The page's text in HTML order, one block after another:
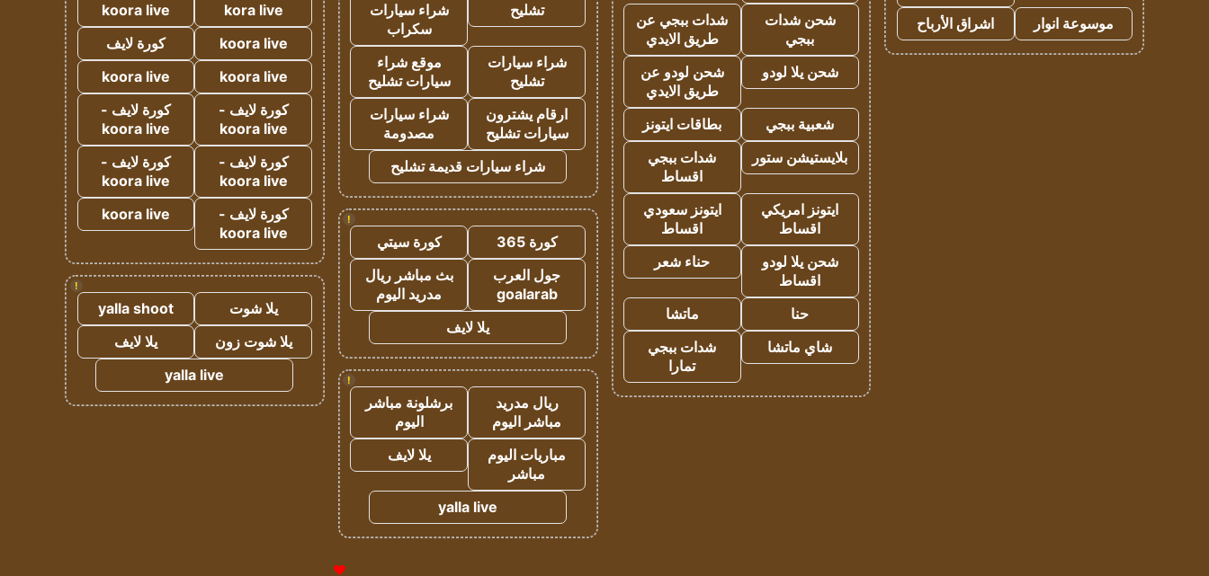
موسوعة انوار
اشراق الأرباح
شحن شدات
ببجي
شدات ببجي عن
طريق الايدي
شحن يلا لودو
شحن لودو عن
طريق الايدي
شعبية ببجي
بطاقات ايتونز
بلايستيشن ستور
شدات ببجي
اقساط
ايتونز امريكي
اقساط
ايتونز سعودي
اقساط
شحن يلا لودو
اقساط
حناء شعر
حنا
ماتشا
شاي ماتشا
شدات ببجي
تمارا
تشليح
شراء سيارات
سكراب
شراء سيارات
تشليح
موقع شراء
سيارات تشليح
ارقام يشترون
سيارات تشليح
شراء سيارات
مصدومة
شراء سيارات قديمة تشليح
!
كورة 365
كورة سيتي
جول العرب
goalarab
بث مباشر ريال
مدريد اليوم
يلا لايف
!
ريال مدريد
مباشر اليوم
برشلونة مباشر
اليوم
مباريات اليوم
مباشر
يلا لايف
yalla live
kora live
koora live
koora live
كورة لايف
koora live
koora live
كورة لايف -
koora live
كورة لايف -
koora live
كورة لايف -
koora live
كورة لايف -
koora live
كورة لايف -
koora live
koora live
!
يلا شوت
yalla shoot
يلا شوت زون
يلا لايف
yalla live